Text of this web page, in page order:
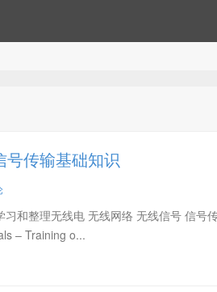
号传输基础知识
和整理无线电 无线网络 无线信号 信号
– Training o...